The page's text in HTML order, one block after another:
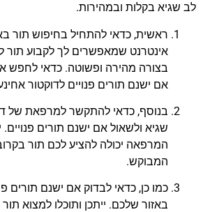
לב שגיא בקלות ובמהירות.
ראשית, כדאי להתחיל בחיפוש תור
אינטרנט שמאפשרים לך לקבוע תור
בצורה מהירה ופשוטה. כדאי לחפש
אם ישנם תורים פנויים לדוקטור
בנוסף, כדאי להתקשר למרפאת של
שגיא ולשאול אם ישנם תורים
המרפאה יכולה להציע לכם תור
המבוקש.
כמו כן, כדאי לבדוק אם ישנם תורים
באזור שלכם. ייתכן ותוכלו למצוא